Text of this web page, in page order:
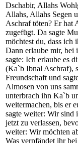
Dschabir, Allahs
Allahs, Allahs Segen
Aschraf töten? Er hat
zugefügt. Da sagte
möchtest du, dass ich
Dann erlaube mir, bei
sagte: Ich erlaube es
(Ka`b Ibnal Aschraf),
Freundschaft und
Almosen von uns
unterbrach ihn Ka`b
weitermachen, bis er
sagte weiter: Wir sind
jetzt zu verlassen,
weiter: Wir möchten
Was verpfändet ihr